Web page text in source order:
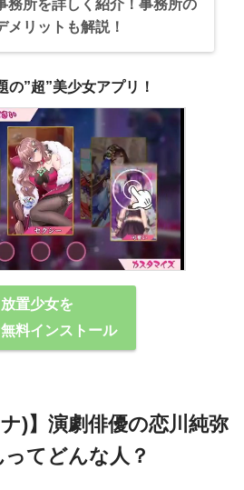
務所を詳しく紹介！事務所の
メリットも解説！
の”超”美少女アプリ！
放置少女を
料インストール
)】演劇俳優の恋川純弥
ってどんな⼈？